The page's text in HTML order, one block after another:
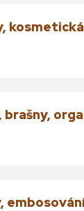
brašny,